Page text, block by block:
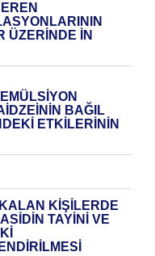
ÜZERINDE İN
BAĞIL
ETKILERININ
KIŞILERDE
TAYINI VE